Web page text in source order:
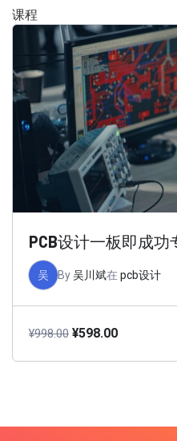
课程
PCB设计一板即成功
吴 By吴川斌在 pcb设计
¥998.00 ¥598.00